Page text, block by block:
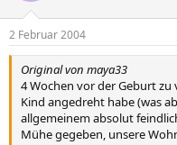
2 Februar 2004
Original von maya33
4 Wochen vor der Geburt zu
Kind angedreht habe (was
allgemeinem absolut
Mühe gegeben, unsere